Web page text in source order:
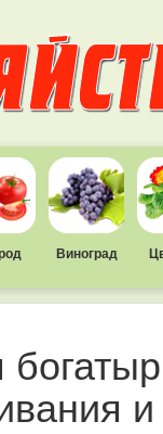
Виноград
и